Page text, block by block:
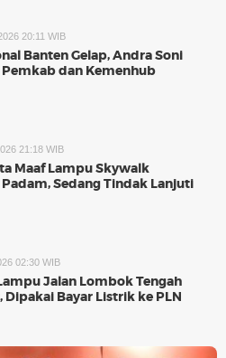
20:11 WIB
Banten Gelap, Andra Soni
dan Kemenhub
21:18 WIB
Maaf Lampu Skywalk
Sedang Tindak Lanjuti
02:30 WIB
Jalan Lombok Tengah
Dipakai Bayar Listrik ke PLN